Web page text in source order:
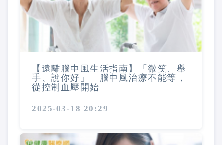
【遠離腦中風生活指南】「微笑、舉
手、說你好」 腦中風治療不能等，
從控制血壓開始
2025-03-18 20:29